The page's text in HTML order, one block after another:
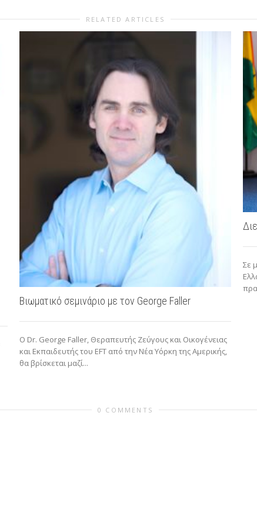
RELATED ARTICLES
Βιωματικό σεμινάριο με τον George Faller
O Dr. George Faller, Θεραπευτής Ζεύγους και Οικογένειας
και Εκπαιδευτής του EFT από την Νέα Υόρκη της Αμερικής,
θα βρίσκεται μαζί...
Σε
0 COMMENTS